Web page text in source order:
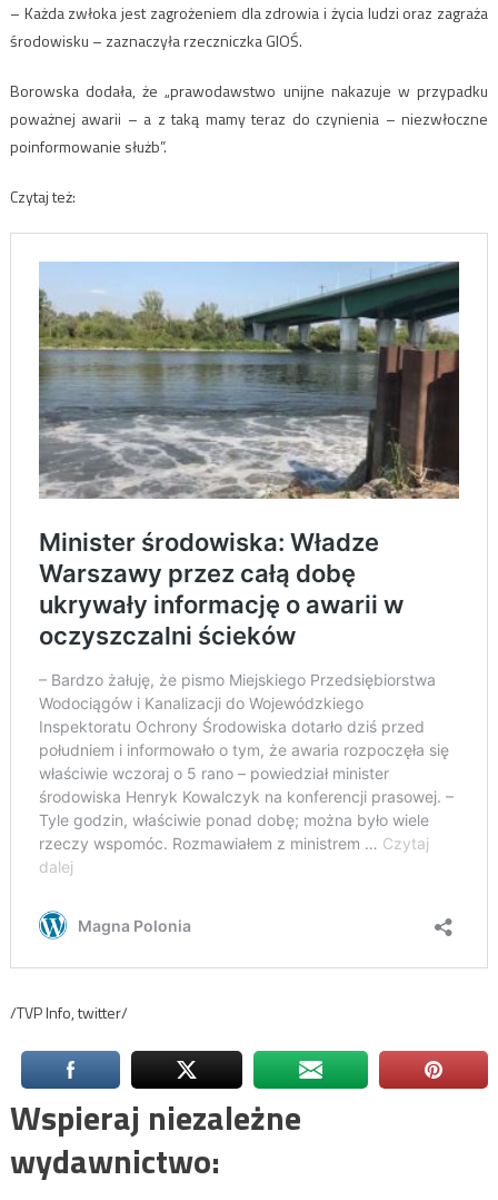
– Każda zwłoka jest zagrożeniem dla zdrowia i życia ludzi oraz zagraża
środowisku – zaznaczyła rzeczniczka GIOŚ.
Borowska dodała, że „prawodawstwo unijne nakazuje w przypadku
poważnej awarii – a z taką mamy teraz do czynienia – niezwłoczne
poinformowanie służb”.
Czytaj też:
/TVP Info, twitter/
Wspieraj niezależne
wydawnictwo: